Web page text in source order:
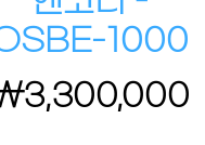
1000
3,300,000